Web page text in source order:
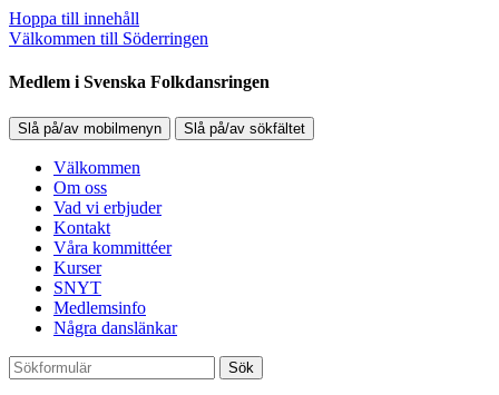
Hoppa till innehåll
Välkommen till Söderringen
Medlem i Svenska Folkdansringen
Slå på/av mobilmenyn Slå på/av sökfältet
Välkommen
Om oss
Vad vi erbjuder
Kontakt
Våra kommittéer
Kurser
SNYT
Medlemsinfo
Några danslänkar
Sök